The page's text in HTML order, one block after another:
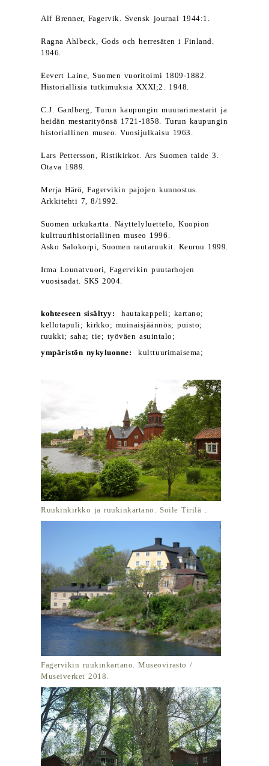
Alf Brenner, Fagervik. Svensk journal 1944:1.
Ragna Ahlbeck, Gods och herresäten i Finland.
1946.
Eevert Laine, Suomen vuoritoimi 1809-1882.
Historiallisia tutkimuksia XXXI;2. 1948.
C.J. Gardberg, Turun kaupungin muurarimestarit ja
heidän mestarityönsä 1721-1858. Turun kaupungin
historiallinen museo. Vuosijulkaisu 1963.
Lars Pettersson, Ristikirkot. Ars Suomen taide 3.
Otava 1989.
Merja Härö, Fagervikin pajojen kunnostus.
Arkkitehti 7, 8/1992.
Suomen urkukartta. Näyttelyluettelo, Kuopion
kulttuurihistoriallinen museo 1996.
Asko Salokorpi, Suomen rautaruukit. Keuruu 1999.
Irma Lounatvuori, Fagervikin puutarhojen
vuosisadat. SKS 2004.
kohteeseen sisältyy: hautakappeli; kartano;
kellotapuli; kirkko; muinaisjäännös; puisto;
ruukki; saha; tie; työväen asuintalo;
ympäristön nykyluonne: kulttuurimaisema;
Ruukinkirkko ja ruukinkartano. Soile Tirilä .
Fagervikin ruukinkartano. Museovirasto /
Museiverket 2018.